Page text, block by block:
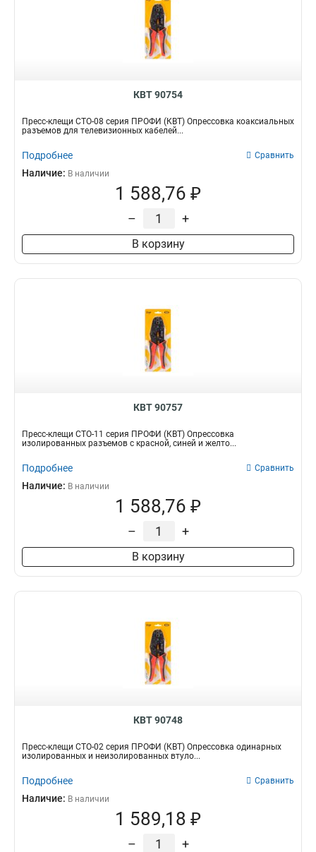
КВТ 90754
Пресс-клещи СТО-08 серия ПРОФИ (КВТ) Опрессовка коаксиальных
разъемов для телевизионных кабелей...
Подробнее Сравнить
Наличие: В наличии
1 588,76 ₽
– +
В корзину
КВТ 90757
Пресс-клещи СТО-11 серия ПРОФИ (КВТ) Опрессовка
изолированных разъемов с красной, синей и желто...
Подробнее Сравнить
Наличие: В наличии
1 588,76 ₽
– +
В корзину
КВТ 90748
Пресс-клещи СТО-02 серия ПРОФИ (КВТ) Опрессовка одинарных
изолированных и неизолированных втуло...
Подробнее Сравнить
Наличие: В наличии
1 589,18 ₽
– +